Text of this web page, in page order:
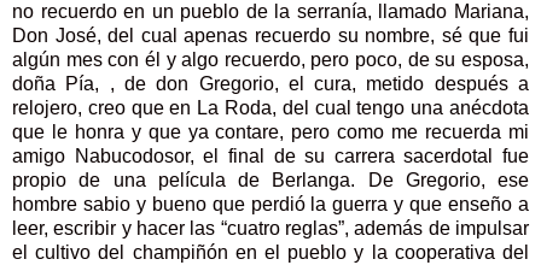
no recuerdo en un pueblo de la serranía, llamado Mariana,
Don José, del cual apenas recuerdo su nombre, sé que fui
algún mes con él y algo recuerdo, pero poco, de su esposa,
doña Pía, , de don Gregorio, el cura, metido después a
relojero, creo que en La Roda, del cual tengo una anécdota
que le honra y que ya contare, pero como me recuerda mi
amigo Nabucodosor, el final de su carrera sacerdotal fue
propio de una película de Berlanga. De Gregorio, ese
hombre sabio y bueno que perdió la guerra y que enseño a
leer, escribir y hacer las “cuatro reglas”, además de impulsar
el cultivo del champiñón en el pueblo y la cooperativa del